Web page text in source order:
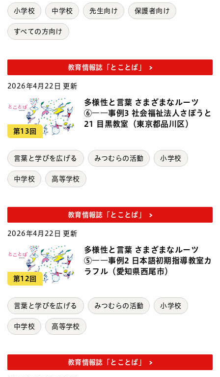
小学校 中学校 先生向け 保護者向け
すべての方向け
教育情報誌「とことば」
2026年4月22日 更新
第13回
多様性と言葉 さまざまなルーツ
⑥――事例3 社会福祉法人さぽうと
21 目黒教室（東京都品川区）
言葉と学びを広げる みつむらの活動 小学校
中学校 高等学校
教育情報誌「とことば」
2026年4月22日 更新
第12回
多様性と言葉 さまざまなルーツ
⑤――事例2 日本語初期指導教室カ
ラフル（愛知県西尾市）
言葉と学びを広げる みつむらの活動 小学校
中学校 高等学校
教育情報誌「とことば」